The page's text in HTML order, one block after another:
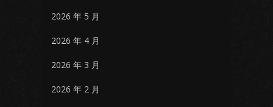
2026 年 5 月
2026 年 4 月
2026 年 3 月
2026 年 2 月